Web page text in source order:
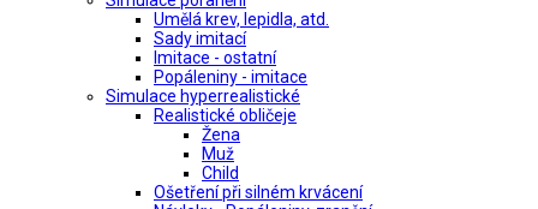
Umělá krev, lepidla, atd.
Sady imitací
Imitace - ostatní
Popáleniny - imitace
Simulace hyperrealistické
Realistické obličeje
Žena
Muž
Child
Ošetření při silném krvácení